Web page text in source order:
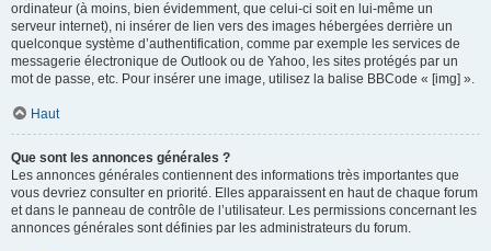
ordinateur (à moins, bien évidemment, que celui-ci soit en lui-même un
serveur internet), ni insérer de lien vers des images hébergées derrière un
quelconque système d’authentification, comme par exemple les services de
messagerie électronique de Outlook ou de Yahoo, les sites protégés par un
mot de passe, etc. Pour insérer une image, utilisez la balise BBCode « [img] ».
Haut
Que sont les annonces générales ?
Les annonces générales contiennent des informations très importantes que
vous devriez consulter en priorité. Elles apparaissent en haut de chaque forum
et dans le panneau de contrôle de l’utilisateur. Les permissions concernant les
annonces générales sont définies par les administrateurs du forum.